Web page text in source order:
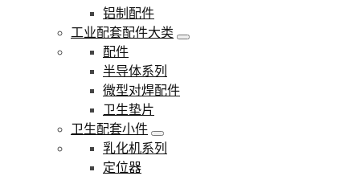
铝制配件
工业配套配件大类
配件
半导体系列
微型对焊配件
卫生垫片
卫生配套小件
乳化机系列
定位器